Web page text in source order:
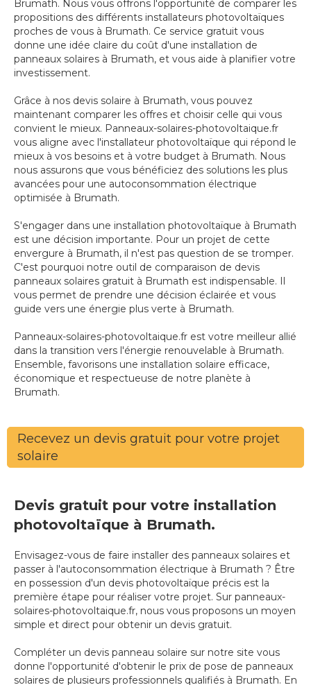
Brumath. Nous vous offrons l'opportunité de comparer les
propositions des différents installateurs photovoltaïques
proches de vous à Brumath. Ce service gratuit vous
donne une idée claire du coût d'une installation de
panneaux solaires à Brumath, et vous aide à planifier votre
investissement.
Grâce à nos devis solaire à Brumath, vous pouvez
maintenant comparer les offres et choisir celle qui vous
convient le mieux. Panneaux-solaires-photovoltaique.fr
vous aligne avec l'installateur photovoltaïque qui répond le
mieux à vos besoins et à votre budget à Brumath. Nous
nous assurons que vous bénéficiez des solutions les plus
avancées pour une autoconsommation électrique
optimisée à Brumath.
S'engager dans une installation photovoltaïque à Brumath
est une décision importante. Pour un projet de cette
envergure à Brumath, il n'est pas question de se tromper.
C'est pourquoi notre outil de comparaison de devis
panneaux solaires gratuit à Brumath est indispensable. Il
vous permet de prendre une décision éclairée et vous
guide vers une énergie plus verte à Brumath.
Panneaux-solaires-photovoltaique.fr est votre meilleur allié
dans la transition vers l'énergie renouvelable à Brumath.
Ensemble, favorisons une installation solaire efficace,
économique et respectueuse de notre planète à
Brumath.
Recevez un devis gratuit pour votre projet
solaire
Devis gratuit pour votre installation
photovoltaïque à Brumath.
Envisagez-vous de faire installer des panneaux solaires et
passer à l'autoconsommation électrique à Brumath ? Être
en possession d'un devis photovoltaïque précis est la
première étape pour réaliser votre projet. Sur panneaux-
solaires-photovoltaique.fr, nous vous proposons un moyen
simple et direct pour obtenir un devis gratuit.
Compléter un devis panneau solaire sur notre site vous
donne l'opportunité d'obtenir le prix de pose de panneaux
solaires de plusieurs professionnels qualifiés à Brumath. En